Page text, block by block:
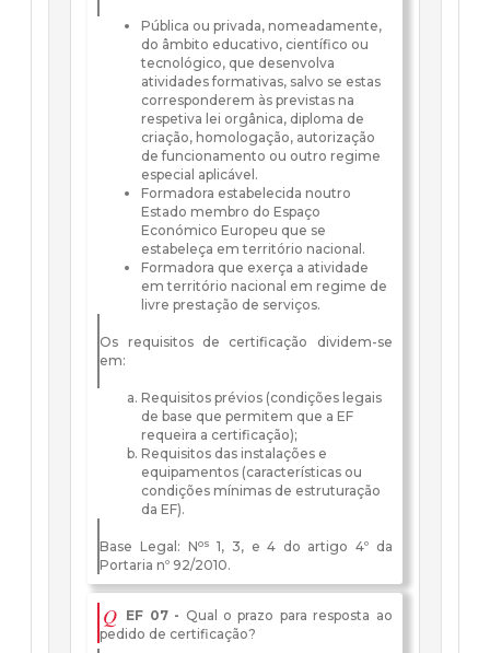
Pública ou privada, nomeadamente,
do âmbito educativo, científico ou
tecnológico, que desenvolva
atividades formativas, salvo se estas
corresponderem às previstas na
respetiva lei orgânica, diploma de
criação, homologação, autorização
de funcionamento ou outro regime
especial aplicável.
Formadora estabelecida noutro
Estado membro do Espaço
Económico Europeu que se
estabeleça em território nacional.
Formadora que exerça a atividade
em território nacional em regime de
livre prestação de serviços.
Os requisitos de certificação dividem-se
em:
Requisitos prévios (condições legais
de base que permitem que a EF
requeira a certificação);
Requisitos das instalações e
equipamentos (características ou
condições mínimas de estruturação
da EF).
Base Legal: Nos
1, 3, e 4 do artigo 4º da
Portaria nº 92/2010.
Q EF 07 - Qual o prazo para resposta ao
pedido de certificação?